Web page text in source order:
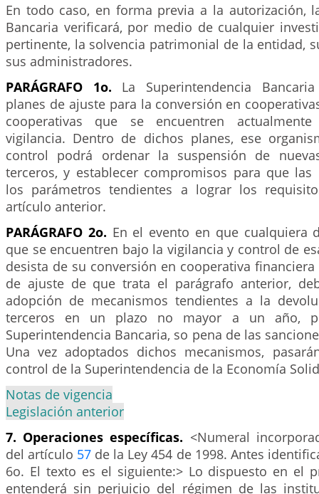
En todo caso, en forma previa a la autorización,
Bancaria verificará, por medio de cualquier
pertinente, la solvencia patrimonial de la entidad,
sus administradores.
PARÁGRAFO 1o. La Superintendencia
planes de ajuste para la conversión en
cooperativas que se encuentren
vigilancia. Dentro de dichos planes, ese
control podrá ordenar la suspensión de
terceros, y establecer compromisos para que las
los parámetros tendientes a lograr los
artículo anterior.
PARÁGRAFO 2o. En el evento en que cualquiera
que se encuentren bajo la vigilancia y control de
desista de su conversión en cooperativa
de ajuste de que trata el parágrafo anterior,
adopción de mecanismos tendientes a la
terceros en un plazo no mayor a un año,
Superintendencia Bancaria, so pena de las
Una vez adoptados dichos mecanismos,
control de la Superintendencia de la Economía
Notas de vigencia
Legislación anterior
7. Operaciones específicas. <Numeral
del artículo 57 de la Ley 454 de 1998. Antes
6o. El texto es el siguiente:> Lo dispuesto en el
entenderá sin perjuicio del régimen de las